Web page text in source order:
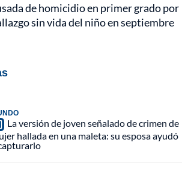
de homicidio en primer grado por
sin vida del niño en septiembre
La versión de joven señalado de crimen de
hallada en una maleta: su esposa ayudó